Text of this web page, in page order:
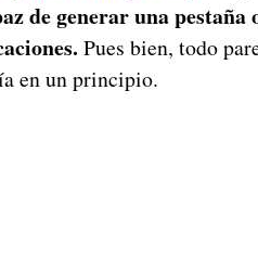
de generar una pestaña
Pues bien, todo
en un principio.